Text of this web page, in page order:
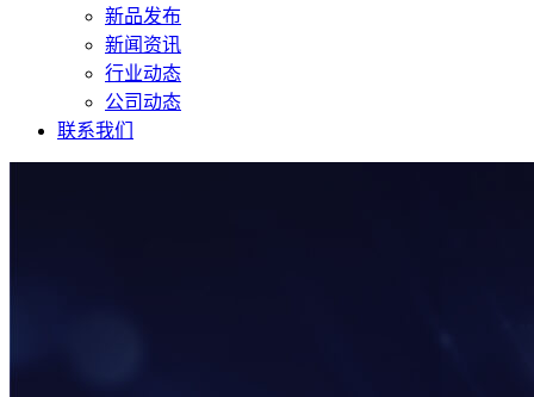
新品发布
新闻资讯
行业动态
公司动态
联系我们